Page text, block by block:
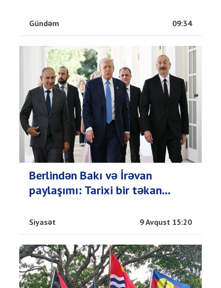
Gündəm 09:34
Berlindən Bakı və İrəvan
paylaşımı: Tarixi bir təkan...
Siyasət 9 Avqust 15:20